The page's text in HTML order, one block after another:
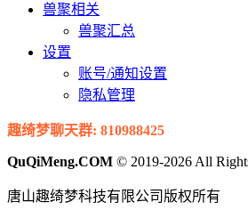
兽聚相关
兽聚汇总
设置
账号/通知设置
隐私管理
趣绮梦聊天群: 810988425
QuQiMeng.COM © 2019-2026 All
唐山趣绮梦科技有限公司版权所有